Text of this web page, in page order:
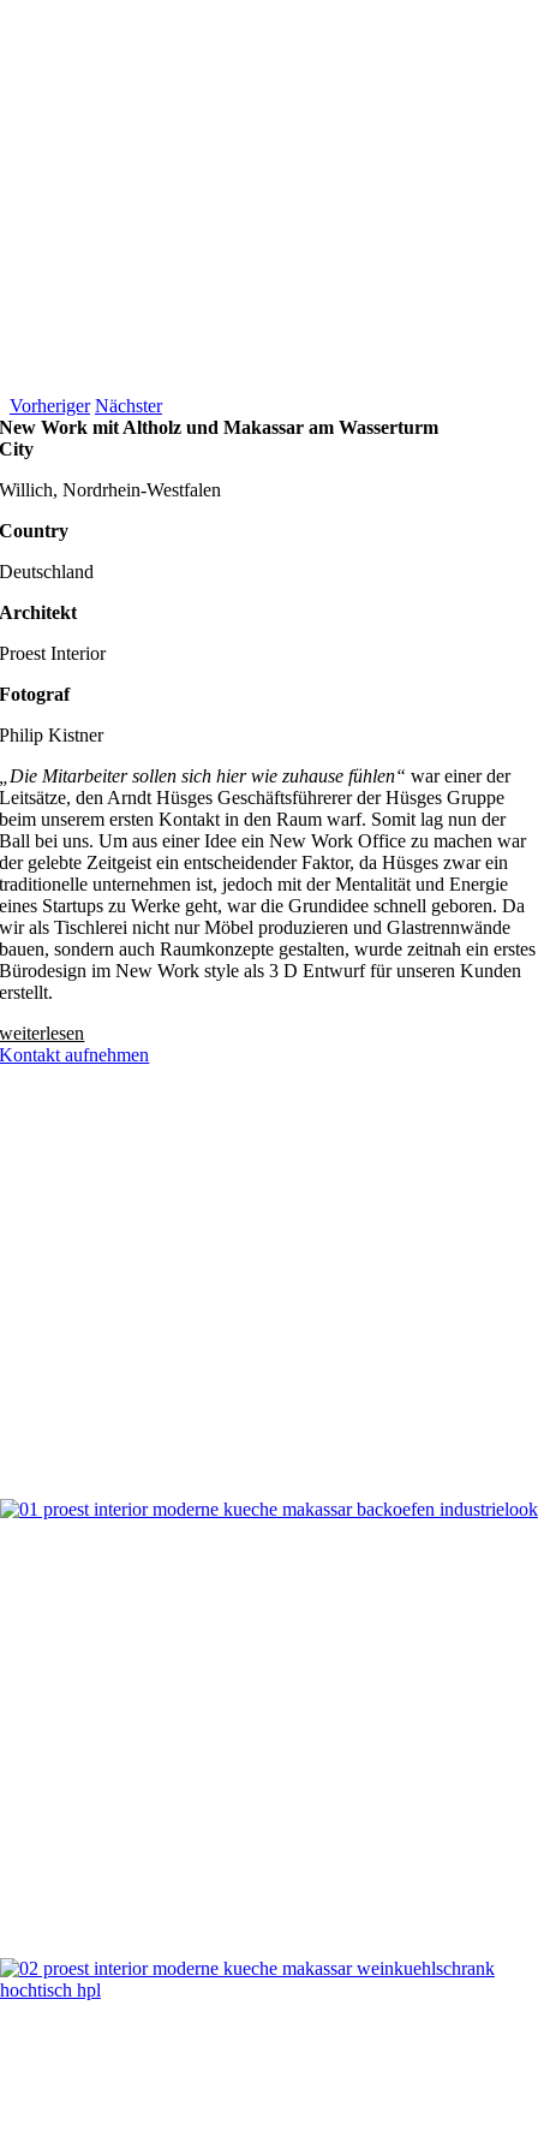
Vorheriger Nächster
New Work mit Altholz und Makassar am Wasserturm
City
Willich, Nordrhein-Westfalen
Country
Deutschland
Architekt
Proest Interior
Fotograf
Philip Kistner
„Die Mitarbeiter sollen sich hier wie zuhause fühlen“ war einer der
Leitsätze, den Arndt Hüsges Geschäftsführerer der Hüsges Gruppe
beim unserem ersten Kontakt in den Raum warf. Somit lag nun der
Ball bei uns. Um aus einer Idee ein New Work Office zu machen war
der gelebte Zeitgeist ein entscheidender Faktor, da Hüsges zwar ein
traditionelle unternehmen ist, jedoch mit der Mentalität und Energie
eines Startups zu Werke geht, war die Grundidee schnell geboren. Da
wir als Tischlerei nicht nur Möbel produzieren und Glastrennwände
bauen, sondern auch Raumkonzepte gestalten, wurde zeitnah ein erstes
Bürodesign im New Work style als 3 D Entwurf für unseren Kunden
erstellt.
weiterlesen
Kontakt aufnehmen